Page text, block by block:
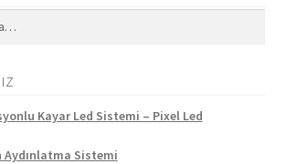
Kayar Led Sistemi – Pixel Led
Sistemi